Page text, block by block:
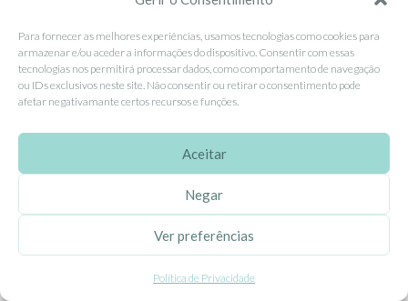
Para fornecer as melhores experiências, usamos tecnologias como cookies para
armazenar e/ou aceder a informações do dispositivo. Consentir com essas
tecnologias nos permitirá processar dados, como comportamento de navegação
ou IDs exclusivos neste site. Não consentir ou retirar o consentimento pode
afetar negativamante certos recursos e funções.
Aceitar
Negar
Ver preferências
Política de Privacidade
SEGUE-NOS
Facebook
Instagram
Pinterest